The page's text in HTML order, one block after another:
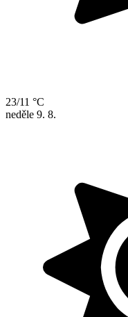
23/11 °C
neděle 9. 8.